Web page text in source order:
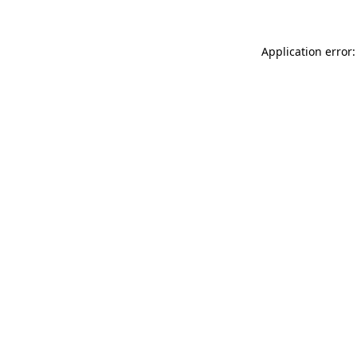
Application